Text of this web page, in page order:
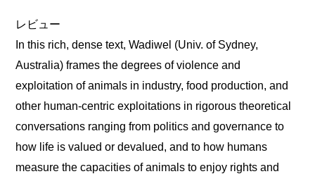
レビュー
In this rich, dense text, Wadiwel (Univ. of Sydney,
Australia) frames the degrees of violence and
exploitation of animals in industry, food production, and
other human-centric exploitations in rigorous theoretical
conversations ranging from politics and governance to
how life is valued or devalued, and to how humans
measure the capacities of animals to enjoy rights and